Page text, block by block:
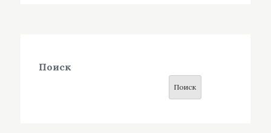
Поиск
Поиск